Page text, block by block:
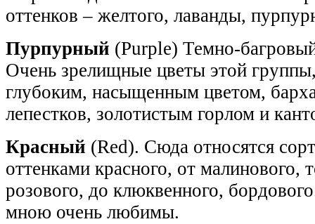
оттенков – желтого, лаванды,
Пурпурный (Purple) Темно-
Очень зрелищные цветы этой
глубоким, насыщенным цветом,
лепестков, золотистым горлом и
Красный (Red). Сюда относятся
оттенками красного, от малинового,
розового, до клюквенного,
мною очень любимы.